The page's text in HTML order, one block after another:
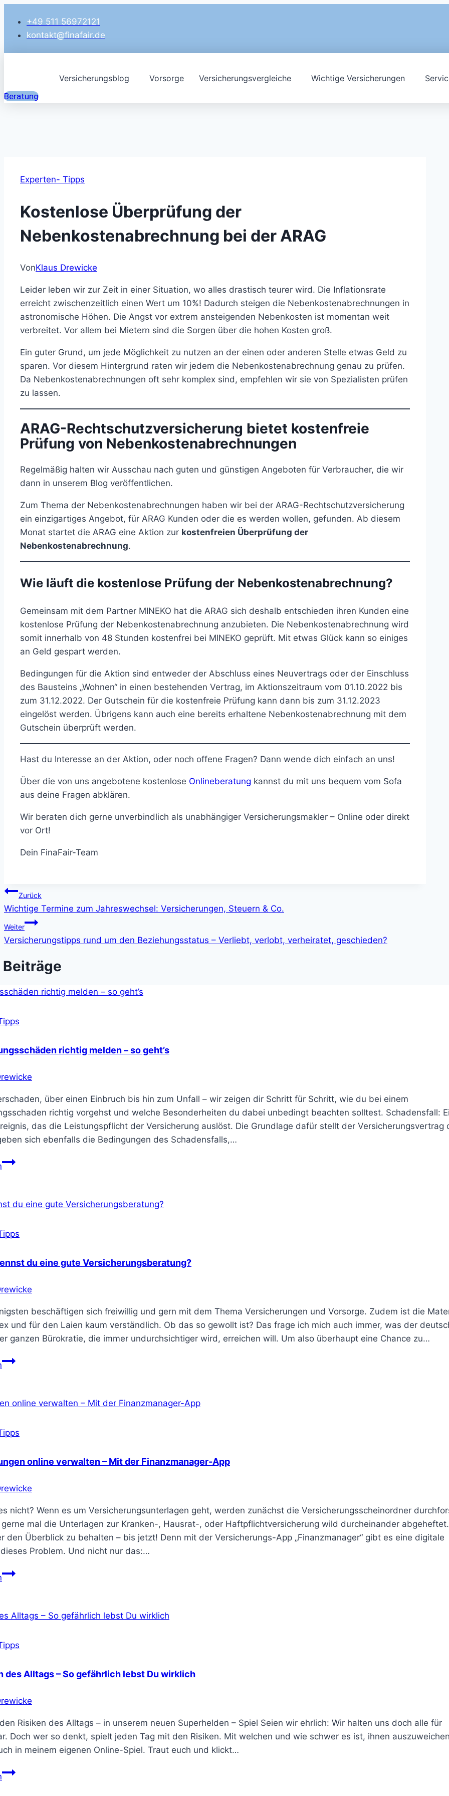
Inhalt
springen
+49 511 56972121
kontakt@finafair.de
Versicherungsblog Vorsorge Versicherungsvergleiche Wichtige Versicherungen
Beratung
Experten- Tipps
Kostenlose Überprüfung der
Nebenkostenabrechnung bei der ARAG
VonKlaus Drewicke
Leider leben wir zur Zeit in einer Situation, wo alles drastisch teurer wird. Die Inflationsrate
erreicht zwischenzeitlich einen Wert um 10%! Dadurch steigen die Nebenkostenabrechnungen in
astronomische Höhen. Die Angst vor extrem ansteigenden Nebenkosten ist momentan weit
verbreitet. Vor allem bei Mietern sind die Sorgen über die hohen Kosten groß.
Ein guter Grund, um jede Möglichkeit zu nutzen an der einen oder anderen Stelle etwas Geld zu
sparen. Vor diesem Hintergrund raten wir jedem die Nebenkostenabrechnung genau zu prüfen.
Da Nebenkostenabrechnungen oft sehr komplex sind, empfehlen wir sie von Spezialisten prüfen
zu lassen.
ARAG-Rechtschutzversicherung bietet kostenfreie
Prüfung von Nebenkostenabrechnungen
Regelmäßig halten wir Ausschau nach guten und günstigen Angeboten für Verbraucher, die wir
dann in unserem Blog veröffentlichen.
Zum Thema der Nebenkostenabrechnungen haben wir bei der ARAG-Rechtschutzversicherung
ein einzigartiges Angebot, für ARAG Kunden oder die es werden wollen, gefunden. Ab diesem
Monat startet die ARAG eine Aktion zur kostenfreien Überprüfung der
Nebenkostenabrechnung.
Wie läuft die kostenlose Prüfung der Nebenkostenabrechnung?
Gemeinsam mit dem Partner MINEKO hat die ARAG sich deshalb entschieden ihren Kunden eine
kostenlose Prüfung der Nebenkostenabrechnung anzubieten. Die Nebenkostenabrechnung wird
somit innerhalb von 48 Stunden kostenfrei bei MINEKO geprüft. Mit etwas Glück kann so einiges
an Geld gespart werden.
Bedingungen für die Aktion sind entweder der Abschluss eines Neuvertrags oder der Einschluss
des Bausteins „Wohnen“ in einen bestehenden Vertrag, im Aktionszeitraum vom 01.10.2022 bis
zum 31.12.2022. Der Gutschein für die kostenfreie Prüfung kann dann bis zum 31.12.2023
eingelöst werden. Übrigens kann auch eine bereits erhaltene Nebenkostenabrechnung mit dem
Gutschein überprüft werden.
Hast du Interesse an der Aktion, oder noch offene Fragen? Dann wende dich einfach an uns!
Über die von uns angebotene kostenlose Onlineberatung kannst du mit uns bequem vom Sofa
aus deine Fragen abklären.
Wir beraten dich gerne unverbindlich als unabhängiger Versicherungsmakler – Online oder direkt
vor Ort!
Dein FinaFair-Team
Beitragsnavigation
Zurück
Wichtige Termine zum Jahreswechsel: Versicherungen, Steuern & Co.
Weiter
Versicherungstipps rund um den Beziehungsstatus – Verliebt, verlobt, verheiratet, geschieden?
richtig melden – so geht’s
über einen Einbruch bis hin zum Unfall – wir zeigen dir Schritt für Schritt, wie du bei einem
richtig vorgehst und welche Besonderheiten du dabei unbedingt beachten solltest. Schadensfall:
das die Leistungspflicht der Versicherung auslöst. Die Grundlage dafür stellt der Versicherungsvertrag
sich ebenfalls die Bedingungen des Schadensfalls,…
Versicherungsschäden
–
geht’s
du eine gute Versicherungsberatung?
beschäftigen sich freiwillig und gern mit dem Thema Versicherungen und Vorsorge. Zudem ist die
und für den Laien kaum verständlich. Ob das so gewollt ist? Das frage ich mich auch immer, was der
ganzen Bürokratie, die immer undurchsichtiger wird, erreichen will. Um also überhaupt eine Chance zu…
Woran
eine
Versicherungsberatung?
online verwalten – Mit der Finanzmanager-App
nicht? Wenn es um Versicherungsunterlagen geht, werden zunächst die Versicherungsscheinordner
mal die Unterlagen zur Kranken-, Hausrat-, oder Haftpflichtversicherung wild durcheinander
den Überblick zu behalten – bis jetzt! Denn mit der Versicherungs-App „Finanzmanager“ gibt es eine digitale
Problem. Und nicht nur das:…
Versicherungen
–
der
des Alltags – So gefährlich lebst Du wirklich
Risiken des Alltags – in unserem neuen Superhelden – Spiel Seien wir ehrlich: Wir halten uns doch alle für
Doch wer so denkt, spielt jeden Tag mit den Risiken. Mit welchen und wie schwer es ist, ihnen
in meinem eigenen Online-Spiel. Traut euch und klickt…
Die